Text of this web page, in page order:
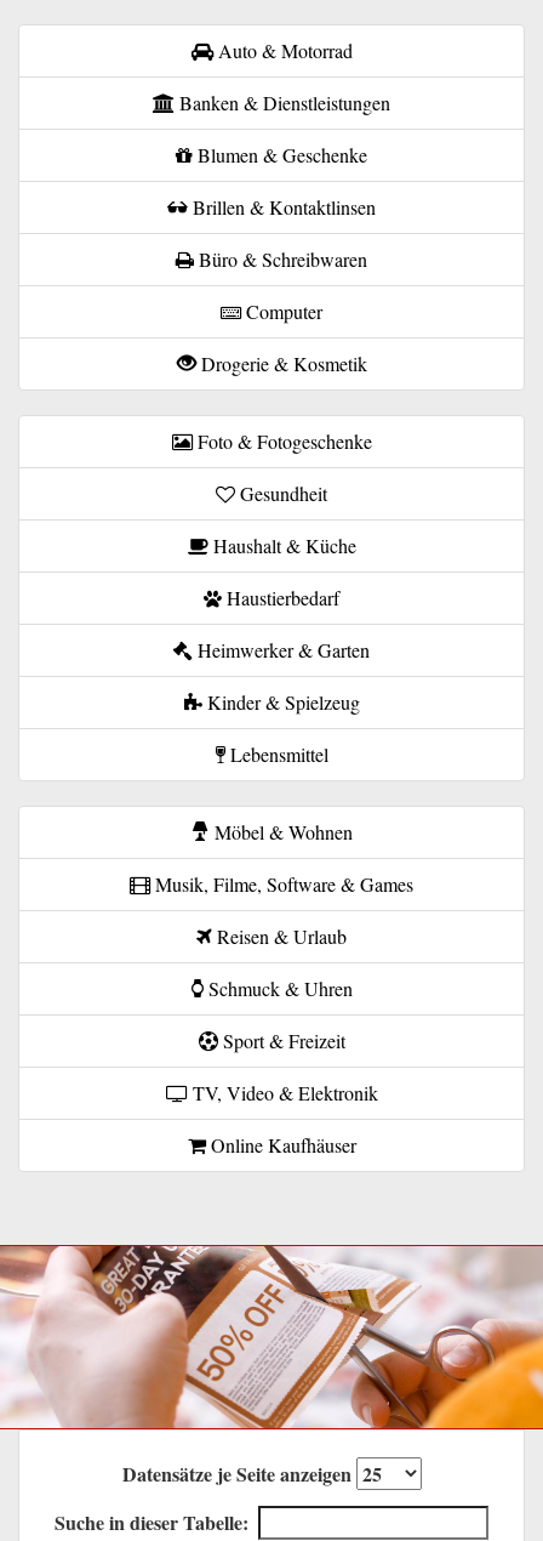
Auto & Motorrad
Banken & Dienstleistungen
Blumen & Geschenke
Brillen & Kontaktlinsen
Büro & Schreibwaren
Computer
Drogerie & Kosmetik
Foto & Fotogeschenke
Gesundheit
Haushalt & Küche
Haustierbedarf
Heimwerker & Garten
Kinder & Spielzeug
Lebensmittel
Möbel & Wohnen
Musik, Filme, Software & Games
Reisen & Urlaub
Schmuck & Uhren
Sport & Freizeit
TV, Video & Elektronik
Online Kaufhäuser
Datensätze je Seite anzeigen
Suche in dieser Tabelle: